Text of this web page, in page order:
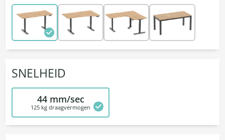
SNELHEID
44 mm/sec
125 kg draagvermogen